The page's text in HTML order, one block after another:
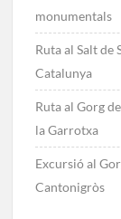
monumentals
Ruta al Salt de
Catalunya
Ruta al Gorg
la Garrotxa
Excursió al
Cantonigròs